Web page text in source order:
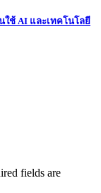
ช้ AI และเทคโนโลยี
fields are